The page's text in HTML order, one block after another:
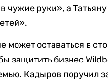
чужие руки», а
может оставаться в
защитить бизнес
Кадыров поручил